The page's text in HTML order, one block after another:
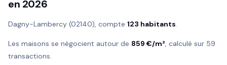
en 2026
Dagny-Lambercy (02140), compte 123 habitants.
Les maisons se négocient autour de 859 €/m², calculé sur 59
transactions.